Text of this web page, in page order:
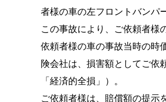
者様の車の左フロントバンパ
この事故により、ご依頼者様
依頼者様の車の事故当時の時
険会社は、損害額としてご依
「経済的全損」）。
ご依頼者様は、賠償額の提示